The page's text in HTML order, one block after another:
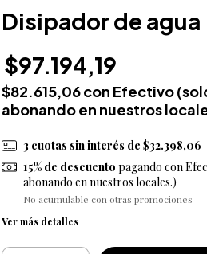
Disipador de agua
$97.194,19
$82.615,06con Efectivo
abonando en nuestros
3 cuotas sin interés de $32.398,06
15% de descuento pagando con
abonando en nuestros locales.)
No acumulable con otras promociones
Ver más detalles